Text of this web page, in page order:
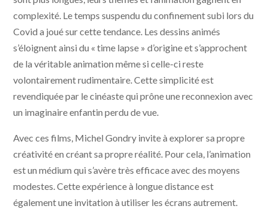
complexité. Le temps suspendu du confinement subi lors du
Covid a joué sur cette tendance. Les dessins animés
s’éloignent ainsi du « time lapse » d’origine et s’approchent
de la véritable animation même si celle-ci reste
volontairement rudimentaire. Cette simplicité est
revendiquée par le cinéaste qui prône une reconnexion avec
un imaginaire enfantin perdu de vue.
Avec ces films, Michel Gondry invite à explorer sa propre
créativité en créant sa propre réalité. Pour cela, l’animation
est un médium qui s’avère très efficace avec des moyens
modestes. Cette expérience à longue distance est
également une invitation à utiliser les écrans autrement.